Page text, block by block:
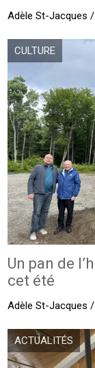
Adèle St-Jacques
CULTURE
Un pan de
cet été
Adèle St-Jacques
ACTUALITÉS